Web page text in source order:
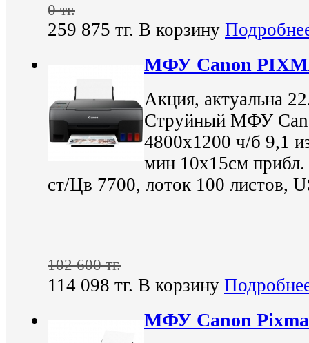
0 тг.
259 875 тг. В корзину
МФУ Canon
Акция, актуальна
Струйный МФУ
4800x1200 ч/б 9,1
мин 10x15см прибл.
ст/Цв 7700, лоток 100 листов,
102 600 тг.
114 098 тг. В корзину
МФУ Canon Pixma